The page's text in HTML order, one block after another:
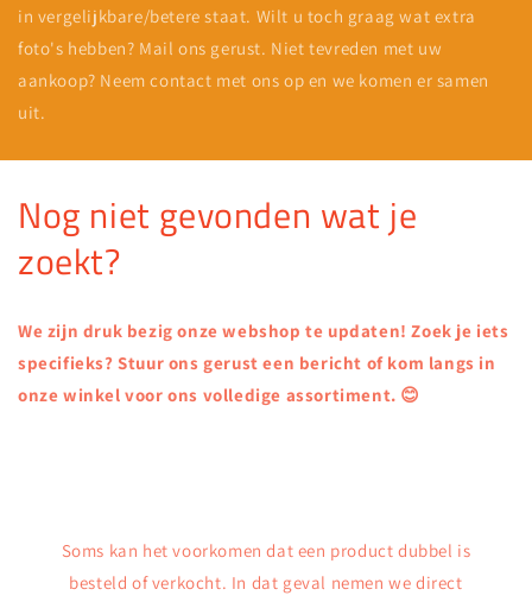
in vergelijkbare/betere staat. Wilt u toch graag wat extra
foto's hebben? Mail ons gerust. Niet tevreden met uw
aankoop? Neem contact met ons op en we komen er samen
uit.
Nog niet gevonden wat je
zoekt?
We zijn druk bezig onze webshop te updaten! Zoek je iets
specifieks? Stuur ons gerust een bericht of kom langs in
onze winkel voor ons volledige assortiment. 😊
Soms kan het voorkomen dat een product dubbel is
besteld of verkocht. In dat geval nemen we direct